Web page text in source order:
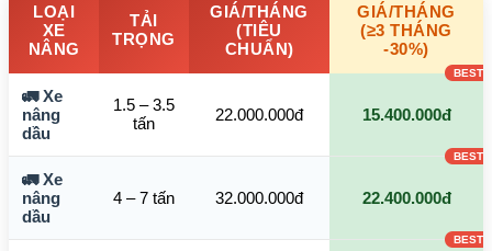
LOẠI
XE
NÂNG
TẢI
TRỌNG
GIÁ/THÁNG
(TIÊU
CHUẨN)
GIÁ/THÁNG
(≥3 THÁNG
-30%)
🚛 Xe
nâng
dầu
1.5 – 3.5
tấn
22.000.000đ 15.400.000đ
🚛 Xe
nâng
dầu
4 – 7 tấn 32.000.000đ 22.400.000đ